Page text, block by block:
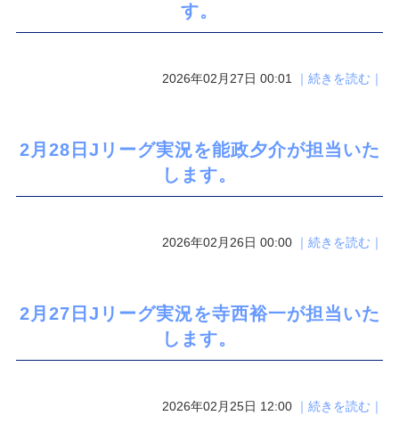
す。
2026年02月27日 00:01 ｜続きを読む｜
2月28日Jリーグ実況を能政夕介が担当いた
します。
2026年02月26日 00:00 ｜続きを読む｜
2月27日Jリーグ実況を寺西裕一が担当いた
します。
2026年02月25日 12:00 ｜続きを読む｜